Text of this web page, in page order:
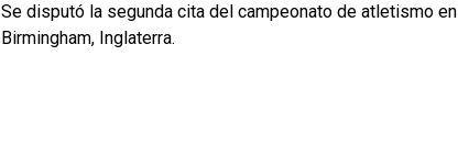
Se disputó la segunda cita del campeonato de atletismo en
Birmingham, Inglaterra.